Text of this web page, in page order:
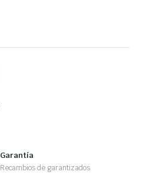
Garantía
Recambios de garantizados